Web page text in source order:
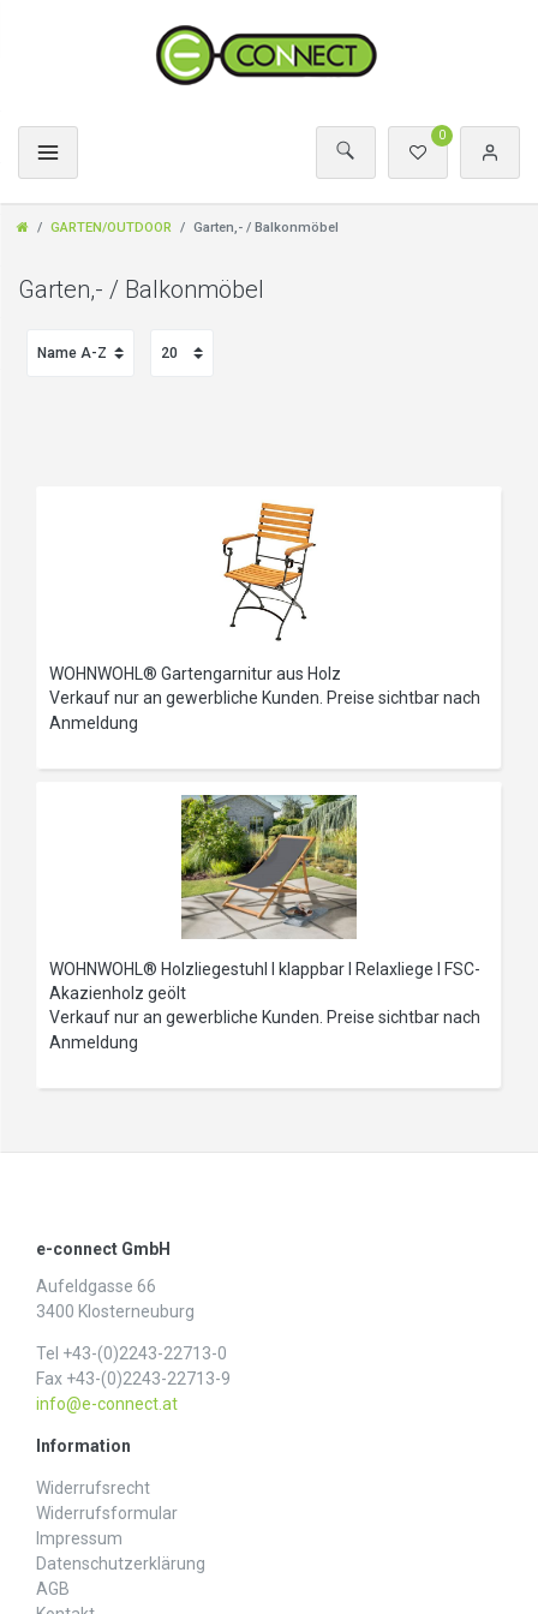
0
GARTEN/OUTDOOR Garten,- / Balkonmöbel
Garten,- / Balkonmöbel
WOHNWOHL® Gartengarnitur aus Holz
Verkauf nur an gewerbliche Kunden. Preise sichtbar nach
Anmeldung
WOHNWOHL® Holzliegestuhl I klappbar I Relaxliege I FSC-
Akazienholz geölt
Verkauf nur an gewerbliche Kunden. Preise sichtbar nach
Anmeldung
e-connect GmbH
Aufeldgasse 66
3400 Klosterneuburg
Tel +43-(0)2243-22713-0
Fax +43-(0)2243-22713-9
info@e-connect.at
Information
Widerrufs­recht
Widerrufs­formular
Impressum
Daten­schutz­erklärung
AGB